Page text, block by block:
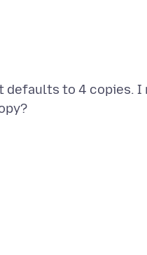
to 4 copies. I